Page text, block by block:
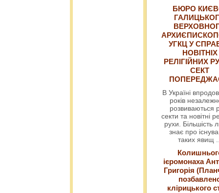
БЮРО
УГКЦ У
НОВІТНІХ
РЕЛІГІЙНИХ
СЕКТ
В Україні
років
розвиваються
секти та новітні
рухи. Більшість
знає про
таких явищ
ієромонаха
Григорія
клірицького